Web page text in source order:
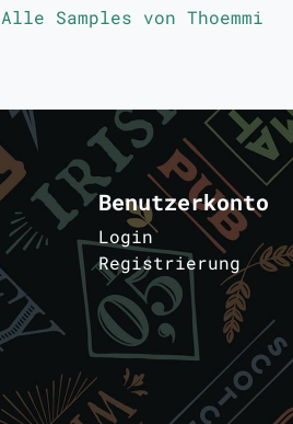
Alle Samples von Thoemmi
Benutzerkonto
Login
Registrierung